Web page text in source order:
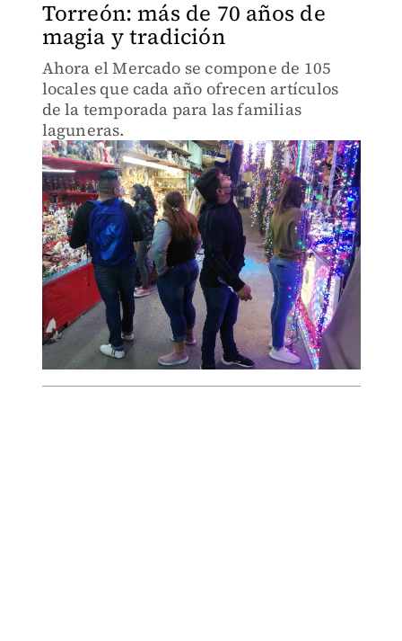
Torreón: más de 70 años de
magia y tradición
Ahora el Mercado se compone de 105
locales que cada año ofrecen artículos
de la temporada para las familias
laguneras.